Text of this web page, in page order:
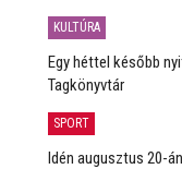
KULTÚRA
Egy héttel később
Tagkönyvtár
SPORT
Idén augusztus 20-